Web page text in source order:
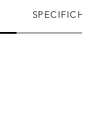
SPECIFICHE